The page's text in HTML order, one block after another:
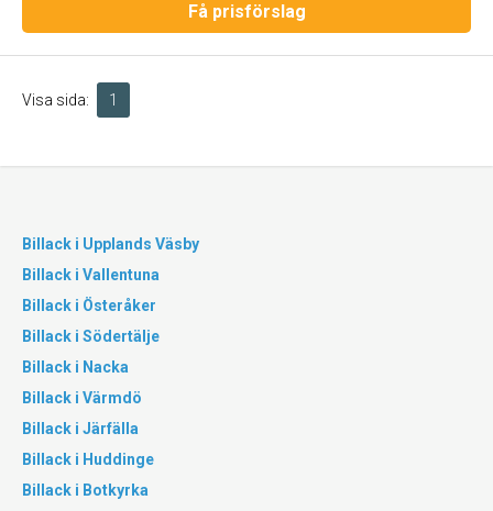
Få prisförslag
Visa sida: 1
Billack i Upplands Väsby
Billack i Vallentuna
Billack i Österåker
Billack i Södertälje
Billack i Nacka
Billack i Värmdö
Billack i Järfälla
Billack i Huddinge
Billack i Botkyrka